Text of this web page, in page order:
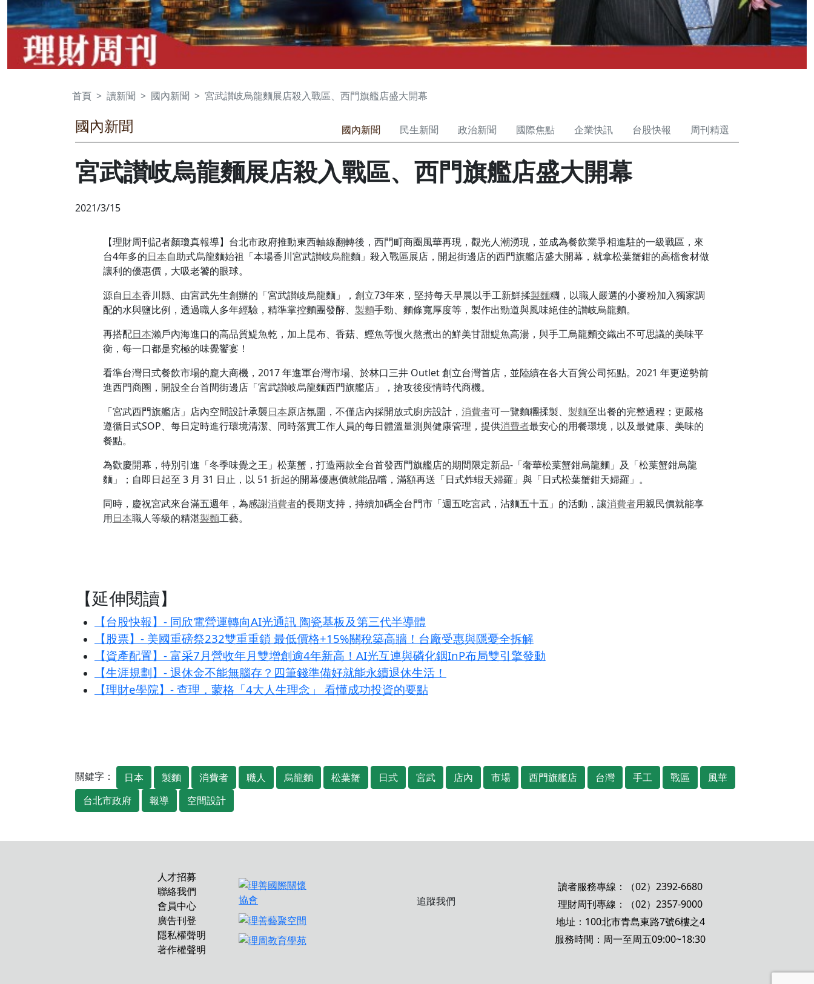
首頁 讀新聞 國內新聞 宮武讃岐烏龍麵展店殺入戰區、西門旗艦店盛大開幕
國內新聞 國內新聞 民生新聞 政治新聞 國際焦點 企業快訊 台股快報 周刊精選
宮武讃岐烏龍麵展店殺入戰區、西門旗艦店盛大開幕
2021/3/15
【理財周刊記者顏瓊真報導】台北市政府推動東西軸線翻轉後，西門町商圈風華再現，觀光人潮湧現，並成為餐飲業爭相進駐的一級戰區，來
台4年多的日本自助式烏龍麵始祖「本場香川宮武讃岐烏龍麵」殺入戰區展店，開起街邊店的西門旗艦店盛大開幕，就拿松葉蟹鉗的高檔食材做
讓利的優惠價，大吸老饕的眼球。
源自日本香川縣、由宮武先生創辦的「宮武讃岐烏龍麵」，創立73年來，堅持每天早晨以手工新鮮揉製麵糰，以職人嚴選的小麥粉加入獨家調
配的水與鹽比例，透過職人多年經驗，精準掌控麵團發酵、 製麵手勁、麵條寬厚度等，製作出勁道與風味絕佳的讃岐烏龍麵。
再搭配日本瀨戶內海進口的高品質鯷魚乾，加上昆布、香菇、鰹魚等慢火熬煮出的鮮美甘甜鯷魚高湯，與手工烏龍麵交織出不可思議的美味平
衡，每一口都是究極的味覺饗宴！
看準台灣日式餐飲市場的龐大商機，2017 年進軍台灣市場、於林口三井 Outlet 創立台灣首店，並陸續在各大百貨公司拓點。2021 年更逆勢前
進西門商圈，開設全台首間街邊店「宮武讃岐烏龍麵西門旗艦店」，搶攻後疫情時代商機。
「宮武西門旗艦店」店內空間設計承襲日本原店氛圍，不僅店內採開放式廚房設計， 消費者可一覽麵糰揉製、 製麵至出餐的完整過程；更嚴格
遵循日式SOP、每日定時進行環境清潔、同時落實工作人員的每日體溫量測與健康管理，提供消費者最安心的用餐環境，以及最健康、美味的
餐點。
為歡慶開幕，特別引進「冬季味覺之王」松葉蟹，打造兩款全台首發西門旗艦店的期間限定新品-「奢華松葉蟹鉗烏龍麵」及「松葉蟹鉗烏龍
麵」；自即日起至 3 月 31 日止，以 51 折起的開幕優惠價就能品嚐，滿額再送「日式炸蝦天婦羅」與「日式松葉蟹鉗天婦羅」。
同時，慶祝宮武來台滿五週年，為感謝消費者的長期支持，持續加碼全台門市「週五吃宮武，沾麵五十五」的活動，讓消費者用親民價就能享
用日本職人等級的精湛製麵工藝。
【延伸閱讀】
【台股快報】- 同欣電營運轉向AI光通訊 陶瓷基板及第三代半導體
【股票】- 美國重磅祭232雙重重鎖 最低價格+15%關稅築高牆！台廠受惠與隱憂全拆解
【資產配置】- 富采7月營收年月雙增創逾4年新高！AI光互連與磷化銦InP布局雙引擎發動
【生涯規劃】- 退休金不能無腦存？四筆錢準備好就能永續退休生活！
【理財e學院】- 查理．蒙格「4大人生理念」 看懂成功投資的要點
關鍵字： 日本 製麵 消費者 職人 烏龍麵 松葉蟹 日式 宮武 店內 市場 西門旗艦店 台灣 手工 戰區
風華
台北市政府
報導 空間設計
人才招募
聯絡我們
會員中心
廣告刊登
隱私權聲明
著作權聲明
追蹤我們
讀者服務專線：（02）2392-6680
理財周刊專線：（02）2357-9000
地址：100北市青島東路7號6樓之4
服務時間：周一至周五09:00~18:30